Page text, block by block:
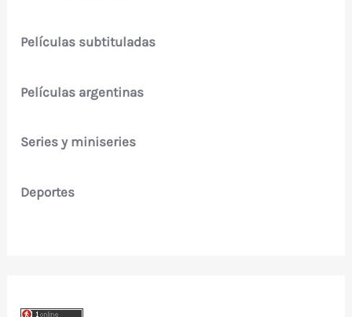
Películas subtituladas
Películas argentinas
Series y miniseries
Deportes